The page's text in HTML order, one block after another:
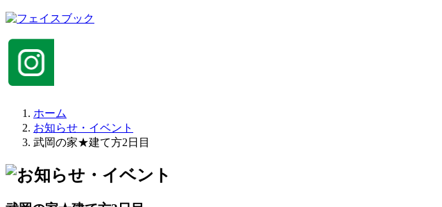
ホーム
お知らせ・イベント
武岡の家★建て方2日目